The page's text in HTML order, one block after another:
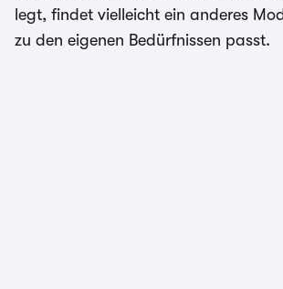
legt, findet vielleicht ein anderes
zu den eigenen Bedürfnissen passt.